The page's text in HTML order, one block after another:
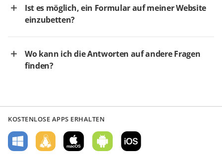
Ist es möglich, ein Formular auf meiner Website
einzubetten?
Wo kann ich die Antworten auf andere Fragen
finden?
KOSTENLOSE APPS ERHALTEN